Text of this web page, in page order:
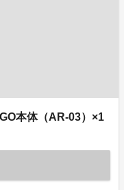
本体（AR-03）×1